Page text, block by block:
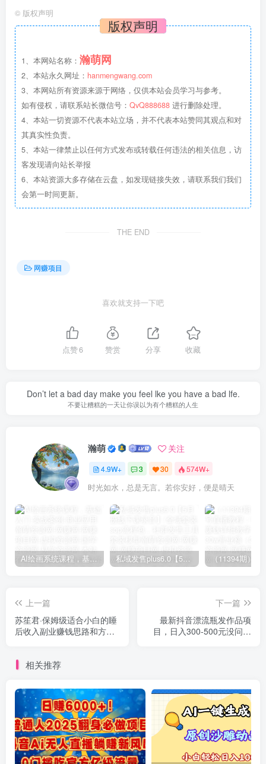
© 版权声明
版权声明
1、本网站名称： 瀚萌网
2、本站永久网址： hanmengwang.com
3、本网站所有资源来源于网络，仅供本站会员学习与参考。
如有侵权，请联系站长微信号： QvQ888688 进行删除处理。
4、本站一切资源不代表本站立场，并不代表本站赞同其观点和对
其真实性负责。
5、本站一律禁止以任何方式发布或转载任何违法的相关信息，访
客发现请向站长举报
6、本站资源大多存储在云盘，如发现链接失效，请联系我们我们
会第一时间更新。
THE END
网赚项目
喜欢就支持一下吧
点赞6 赞赏 分享 收藏
Don’t let a bad day make you feel lke you have a bad lfe.
不要让糟糕的一天让你误以为有个糟糕的人生
瀚萌 关注
4.9W+ 3 30 574W+
时光如水，总是无言。若你安好，便是晴天
AI绘画系统课程，基础入门-实战案例-商业应用 私域发售plus6.0【5月份线下课录音】/全域套装sop流程包，社群发售工具套装模型
上一篇
苏笙君·保姆级适合小白的睡
后收入副业赚钱思路和方法
下一篇
最新抖音漂流瓶发作品项
目，日入300-500元没问题
相关推荐